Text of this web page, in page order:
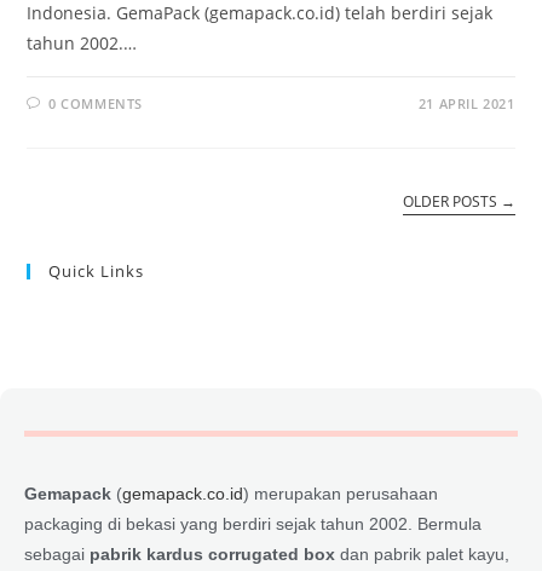
Indonesia. GemaPack (gemapack.co.id) telah berdiri sejak
tahun 2002.…
0 COMMENTS 21 APRIL 2021
OLDER POSTS →
Quick Links
Gemapack (gemapack.co.id) merupakan perusahaan
packaging di bekasi yang berdiri sejak tahun 2002. Bermula
sebagai pabrik kardus corrugated box dan pabrik palet kayu,